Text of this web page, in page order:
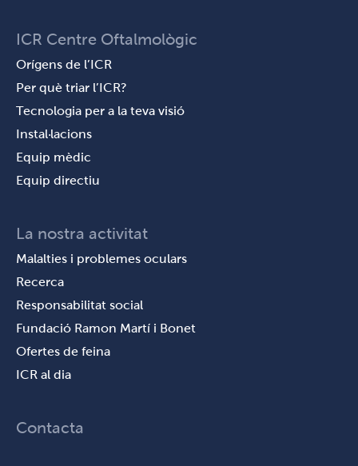
ICR Centre Oftalmològic
Orígens de l’ICR
Per què triar l’ICR?
Tecnologia per a la teva visió
Instal·lacions
Equip mèdic
Equip directiu
La nostra activitat
Malalties i problemes oculars
Recerca
Responsabilitat social
Fundació Ramon Martí i Bonet
Ofertes de feina
ICR al dia
Contacta